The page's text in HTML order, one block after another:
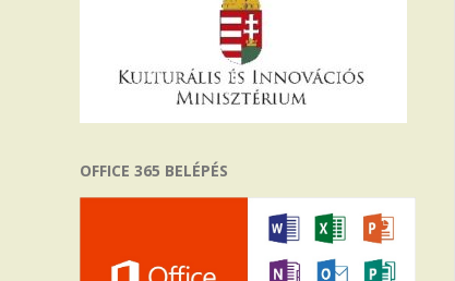
OFFICE 365 BELÉPÉS